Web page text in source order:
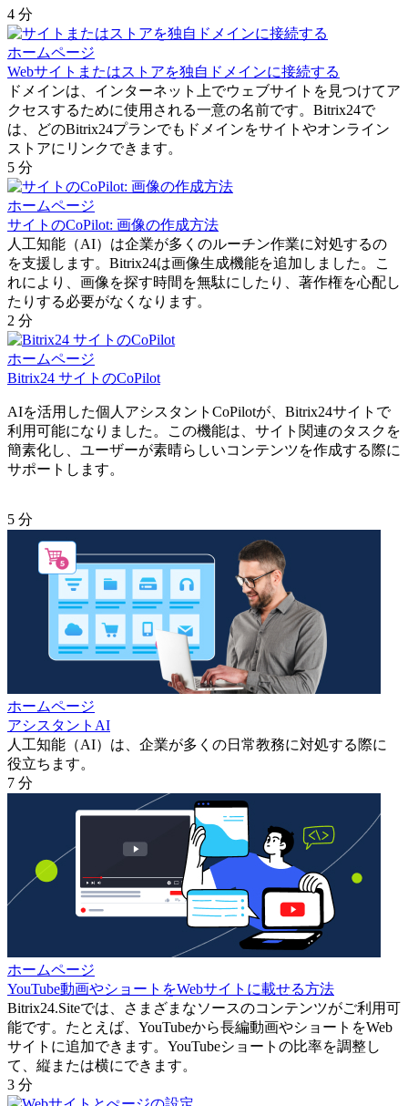
4 分
ホームページ
Webサイトまたはストアを独自ドメインに接続する
ドメインは、インターネット上でウェブサイトを見つけてア
クセスするために使用される一意の名前です。Bitrix24で
は、どのBitrix24プランでもドメインをサイトやオンライン
ストアにリンクできます。
5 分
ホームページ
サイトのCoPilot: 画像の作成方法
人工知能（AI）は企業が多くのルーチン作業に対処するの
を支援します。Bitrix24は画像生成機能を追加しました。こ
れにより、画像を探す時間を無駄にしたり、著作権を心配し
たりする必要がなくなります。
2 分
ホームページ
Bitrix24 サイトのCoPilot
AIを活用した個人アシスタントCoPilotが、Bitrix24サイトで
利用可能になりました。この機能は、サイト関連のタスクを
簡素化し、ユーザーが素晴らしいコンテンツを作成する際に
サポートします。
5 分
ホームページ
アシスタントAI
人工知能（AI）は、企業が多くの日常教務に対処する際に
役立ちます。
7 分
ホームページ
YouTube動画やショートをWebサイトに載せる方法
Bitrix24.Siteでは、さまざまなソースのコンテンツがご利用可
能です。たとえば、YouTubeから長編動画やショートをWeb
サイトに追加できます。YouTubeショートの比率を調整し
て、縦または横にできます。
3 分